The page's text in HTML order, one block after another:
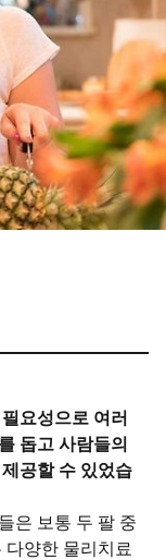
요성으로 여러
돕고 사람들의
공할 수 있었습
은 보통 두 팔 중
다양한 물리치료